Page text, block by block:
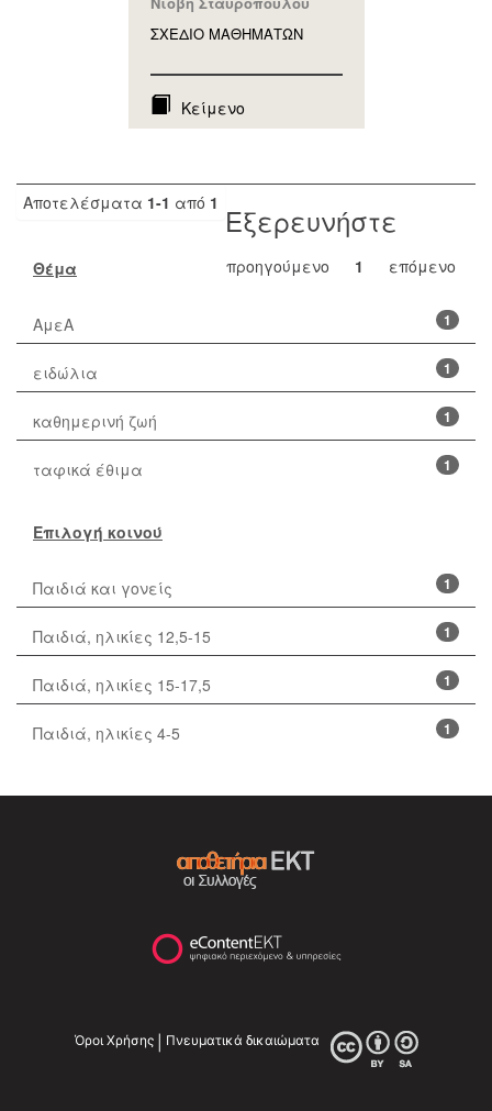
ΣΧΕΔΙΟ ΜΑΘΗΜAΤΩΝ
Κείμενο
Αποτελέσματα 1-1 από 1
προηγούμενο 1 επόμενο
Εξερευνήστε
Θέμα
1
ΑμεΑ
1
ειδώλια
1
καθημερινή ζωή
1
ταφικά έθιμα
Επιλογή κοινού
1
Παιδιά και γονείς
1
Παιδιά, ηλικίες 12,5-15
1
Παιδιά, ηλικίες 15-17,5
1
Παιδιά, ηλικίες 4-5